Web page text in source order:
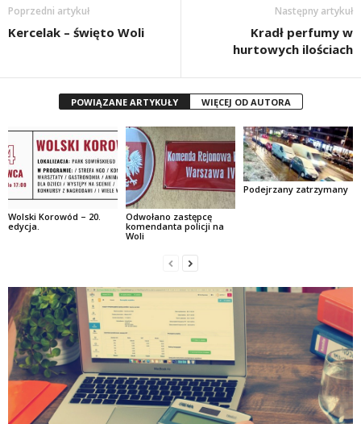
Poprzedni artykuł
Kercelak – święto Woli
Następny artykuł
Kradł perfumy w
hurtowych ilościach
POWIĄZANE ARTYKUŁY WIĘCEJ OD AUTORA
Wolski Korowód – 20.
edycja.
Odwołano zastępcę
komendanta policji na
Woli
Podejrzany zatrzymany